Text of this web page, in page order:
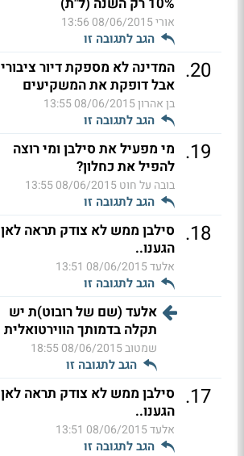
אורי08/06/2015 13:56
הגב לתגובה זו
20
. המדינה לא מספקת דיור ציבורי
אבל דופקת את המשקיעים
בן אהרון08/06/2015 13:55
הגב לתגובה זו
19
. מי מפעיל את סילבן ומי רוצה
להפיל את כחלון?
בובה על חוט08/06/2015 13:55
הגב לתגובה זו
18
. סילבן ממש לא צודק תראה לאן
הגענו..
אלעד08/06/2015 13:51
הגב לתגובה זו
אלעד (שם של רובוט)ת יש
תקלה בדמותך הווירטואלית
שמטוב08/06/2015 18:55
הגב לתגובה זו
17
. סילבן ממש לא צודק תראה לאן
הגענו..
אלעד08/06/2015 13:51
הגב לתגובה זו